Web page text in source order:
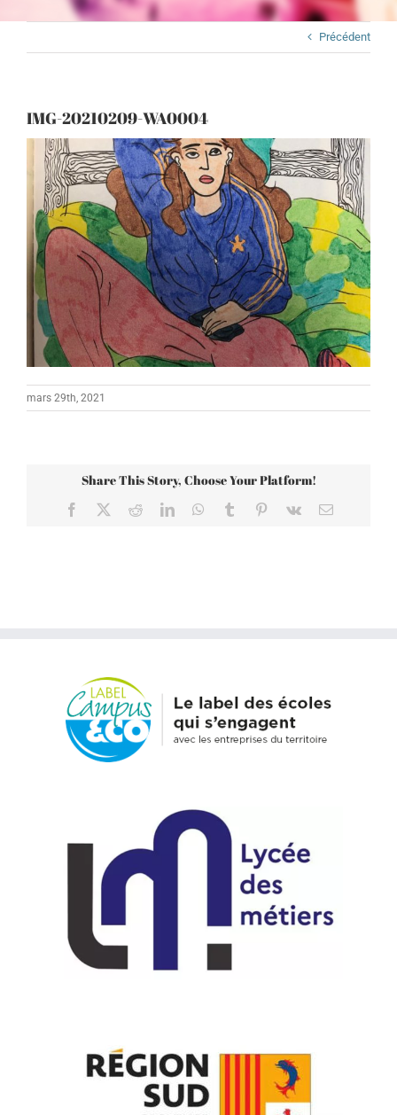
Précédent
IMG-20210209-WA0004
mars 29th, 2021
Share This Story, Choose Your Platform!
Facebook RedditLinkedInWhatsApp
Tumblr Pinterest
Vk Email